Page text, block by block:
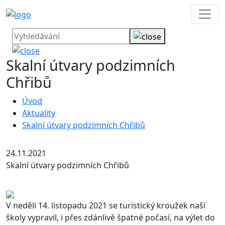
Skalní útvary podzimních
Chřibů
Úvod
Aktuality
Skalní útvary podzimních Chřibů
24.11.2021
Skalní útvary podzimních Chřibů
V neděli 14. listopadu 2021 se turistický kroužek naší
školy vypravil, i přes zdánlivě špatné počasí, na výlet do